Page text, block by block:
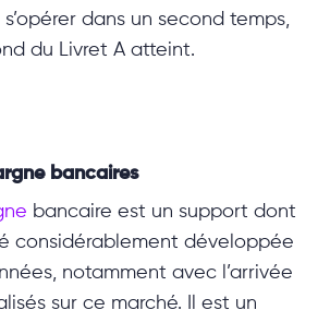
s’opérer dans un second temps,
du Livret A atteint.
bancaires
bancaire est un support dont
considérablement développée
notamment avec l’arrivée
sur ce marché. Il est un